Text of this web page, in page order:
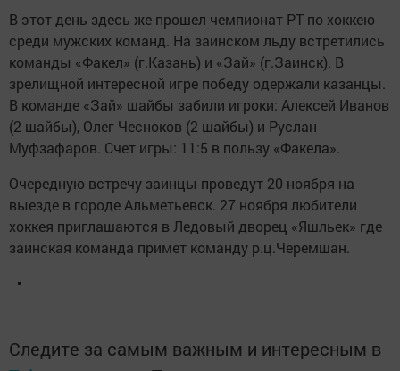
В этот день здесь же прошел чемпионат РТ по хоккею
среди мужских команд. На заинском льду встретились
команды «Факел» (г.Казань) и «Зай» (г.Заинск). В
зрелищной интересной игре победу одержали казанцы.
В команде «Зай» шайбы забили игроки: Алексей Иванов
(2 шайбы), Олег Чесноков (2 шайбы) и Руслан
Муфзафаров. Счет игры: 11:5 в пользу «Факела».
Очередную встречу заинцы проведут 20 ноября на
выезде в городе Альметьевск. 27 ноября любители
хоккея приглашаются в Ледовый дворец «Яшльек» где
заинская команда примет команду р.ц.Черемшан.
Следите за самым важным и интересным в